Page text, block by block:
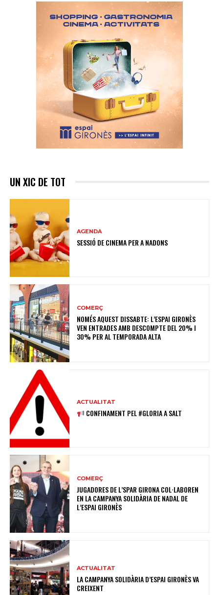
UN XIC DE TOT
AGENDA
SESSIÓ DE CINEMA PER A NADONS
COMERÇ
NOMÉS AQUEST DISSABTE: L’ESPAI GIRONÈS
VEN ENTRADES AMB DESCOMPTE DEL 20% I
30% PER AL TEMPORADA ALTA
ACTUALITAT
CONFINAMENT PEL #GLORIA A SALT
COMERÇ
JUGADORES DE L’SPAR GIRONA COL·LABOREN
EN LA CAMPANYA SOLIDÀRIA DE NADAL DE
L’ESPAI GIRONÈS
ACTUALITAT
LA CAMPANYA SOLIDÀRIA D’ESPAI GIRONÈS VA
CREIXENT